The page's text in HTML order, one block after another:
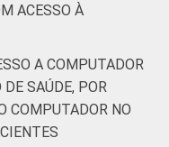
35
a 50
anos
93
ACESSO À
A COMPUTADOR
SAÚDE, POR
COMPUTADOR NO